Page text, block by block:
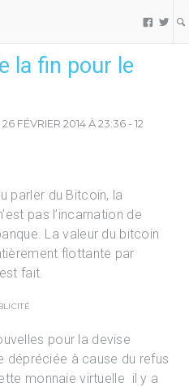
 
la fin pour le
26 FÉVRIER 2014 À 23:36 - 12
parler du Bitcoin, la
pas l’incarnation de
La valeur du bitcoin
flottante par
fait.
pour la devise
dépréciée à cause du refus
monnaie virtuelle il y a